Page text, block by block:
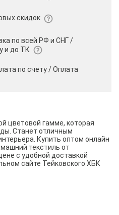
скидок
по всей РФ и СНГ /
и до ТК
по счету /Оплата
цветовой гамме, которая
Станет отличным
Купить оптом онлайн
текстиль от
с удобной доставкой
сайте Тейковского ХБК